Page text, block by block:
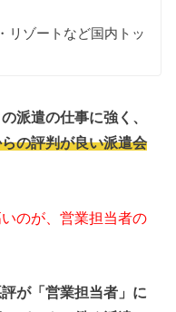
リゾートなど国内トッ
派遣の仕事に強く、
の評判が良い派遣会
のが、営業担当者の
が「営業担当者」に